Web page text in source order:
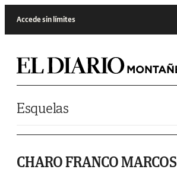
Accede sin límites
Esquelas
CHARO FRANCO MARCOS